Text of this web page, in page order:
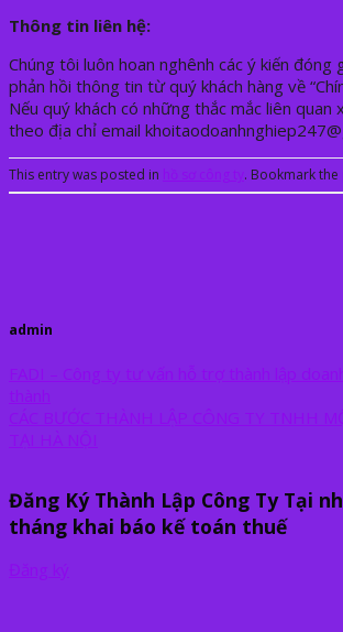
Thông tin liên hệ:
Chúng tôi luôn hoan nghênh các ý kiến đóng
phản hồi thông tin từ quý khách hàng về
Nếu quý khách có những thắc mắc liên quan
theo địa chỉ email
This entry was posted in hồ sơ công ty. Bookmark the
admin
FADI – Công ty tư vấn hỗ trợ thành lập
thành
CÁC BƯỚC THÀNH LẬP CÔNG TY TNHH
TẠI HÀ NỘI
Đăng Ký Thành Lập Công Ty Tại
tháng khai báo kế toán thuế
Đăng ký